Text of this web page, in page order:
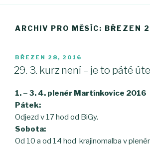
ARCHIV PRO MĚSÍC: BŘEZEN
PUBLIKOVÁNO
BŘEZEN 28, 2016
29. 3. kurz není – je to páté
1. – 3. 4. plenér Martínkovice 2016
Pátek:
Odjezd v 17 hod od BiGy.
Sobota:
Od 10 a od 14 hod krajinomalba v